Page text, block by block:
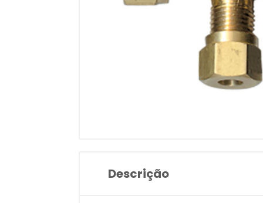
Descrição